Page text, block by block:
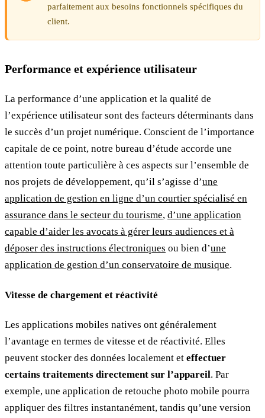
parfaitement aux besoins fonctionnels spécifiques du
client.
Performance et expérience utilisateur
La performance d’une application et la qualité de
l’expérience utilisateur sont des facteurs déterminants dans
le succès d’un projet numérique. Conscient de l’importance
capitale de ce point, notre bureau d’étude accorde une
attention toute particulière à ces aspects sur l’ensemble de
nos projets de développement, qu’il s’agisse d’une
application de gestion en ligne d’un courtier spécialisé en
assurance dans le secteur du tourisme, d’une application
capable d’aider les avocats à gérer leurs audiences et à
déposer des instructions électroniques ou bien d’une
application de gestion d’un conservatoire de musique.
Vitesse de chargement et réactivité
Les applications mobiles natives ont généralement
l’avantage en termes de vitesse et de réactivité. Elles
peuvent stocker des données localement et effectuer
certains traitements directement sur l’appareil. Par
exemple, une application de retouche photo mobile pourra
appliquer des filtres instantanément, tandis qu’une version